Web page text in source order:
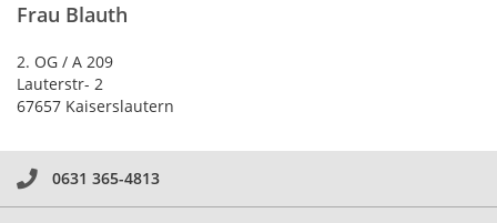
Frau Blauth
2. OG / A 209
Lauterstr- 2
67657 Kaiserslautern
0631 365-4813